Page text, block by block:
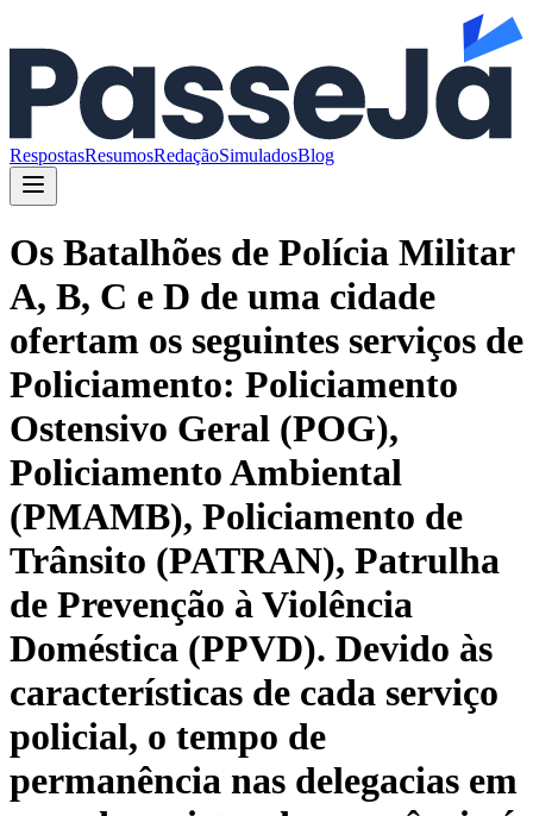
RespostasResumosRedaçãoSimuladosBlog
Os Batalhões de Polícia Militar
A, B, C e D de uma cidade
ofertam os seguintes serviços de
Policiamento: Policiamento
Ostensivo Geral (POG),
Policiamento Ambiental
(PMAMB), Policiamento de
Trânsito (PATRAN), Patrulha
de Prevenção à Violência
Doméstica (PPVD). Devido às
características de cada serviço
policial, o tempo de
permanência nas delegacias em